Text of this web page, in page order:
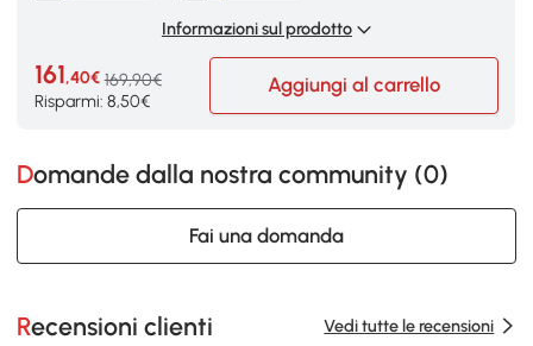
Informazioni sul prodotto
161,40€ 169,90€
Risparmi: 8,50€
Aggiungi al carrello
Domande dalla nostra community (0)
Fai una domanda
Recensioni clienti Vedi tutte le recensioni